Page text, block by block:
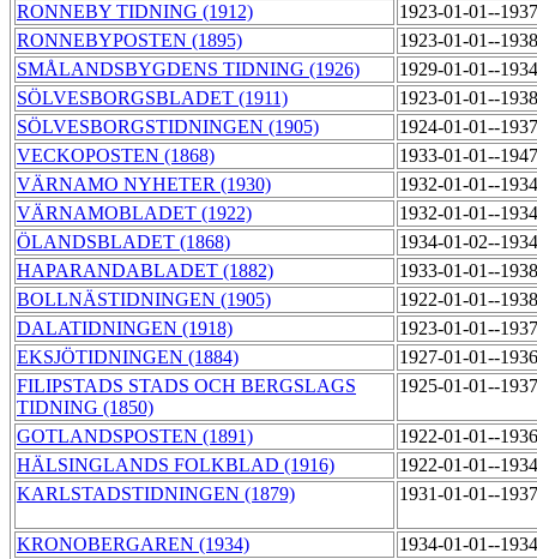
RONNEBY TIDNING (1912)
1923-01-01--
RONNEBYPOSTEN (1895)
1923-01-01--
SMÅLANDSBYGDENS TIDNING (1926)
1929-01-01--
SÖLVESBORGSBLADET (1911)
1923-01-01--
SÖLVESBORGSTIDNINGEN (1905)
1924-01-01--
VECKOPOSTEN (1868)
1933-01-01--
VÄRNAMO NYHETER (1930)
1932-01-01--
VÄRNAMOBLADET (1922)
1932-01-01--
ÖLANDSBLADET (1868)
1934-01-02--
HAPARANDABLADET (1882)
1933-01-01--
BOLLNÄSTIDNINGEN (1905)
1922-01-01--
DALATIDNINGEN (1918)
1923-01-01--
EKSJÖTIDNINGEN (1884)
1927-01-01--
FILIPSTADS STADS OCH BERGSLAGS
TIDNING (1850)
1925-01-01--
GOTLANDSPOSTEN (1891)
1922-01-01--
HÄLSINGLANDS FOLKBLAD (1916)
1922-01-01--
KARLSTADSTIDNINGEN (1879)
1931-01-01--
KRONOBERGAREN (1934)
1934-01-01--